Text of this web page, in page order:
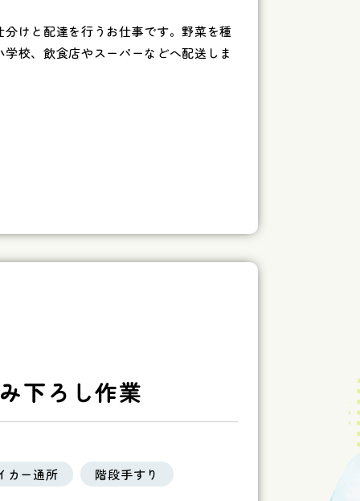
けと配達を行うお仕事です。野菜を種
校、飲食店やスーパーなどへ配送しま
下ろし作業
カー通所 階段手すり